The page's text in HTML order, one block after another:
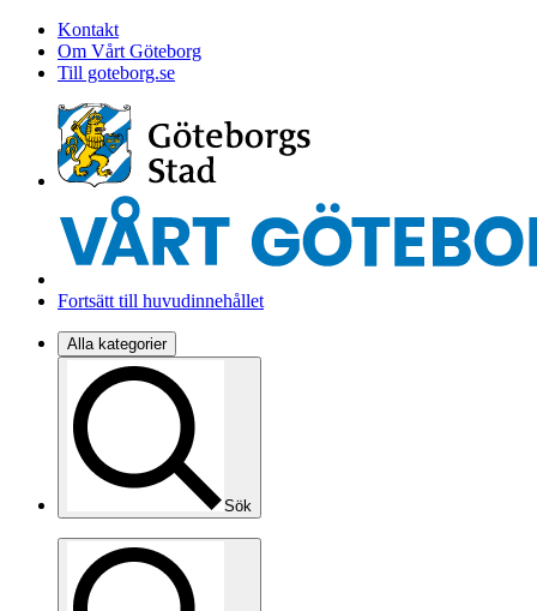
Kontakt
Om Vårt Göteborg
Till goteborg.se
Fortsätt till huvudinnehållet
Alla kategorier
Sök